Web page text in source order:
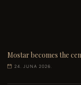
Mostar becomes the
24. JUNA 2026.